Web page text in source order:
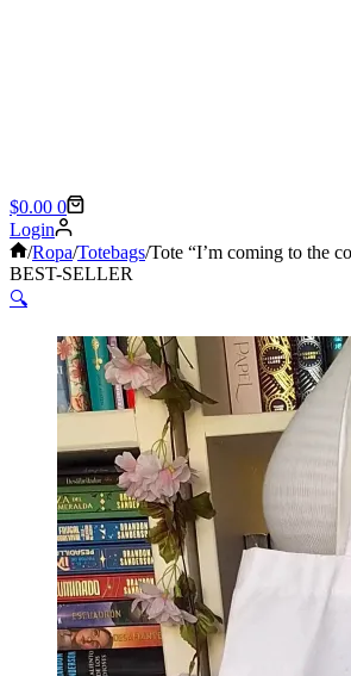
Shopping
cart
$0.00 0
Login
Sin
título
/Ropa/Totebags/Tote “I’m coming to the
BEST-SELLER
🔍